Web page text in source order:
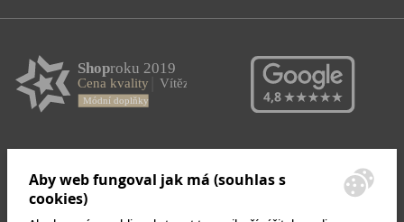
Aby web fungoval jak má (souhlas s
cookies)